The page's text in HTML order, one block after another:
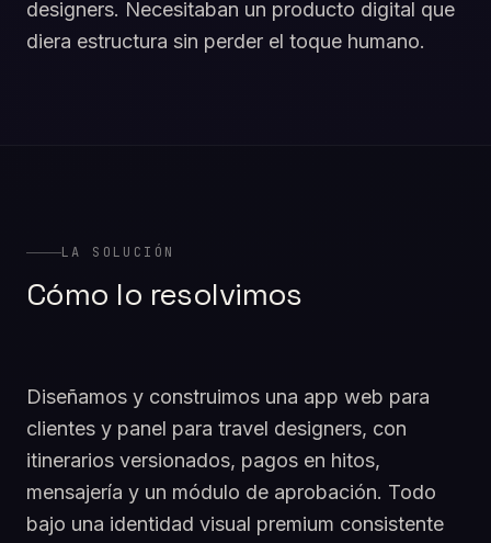
designers. Necesitaban un producto digital que
diera estructura sin perder el toque humano.
LA SOLUCIÓN
Cómo lo resolvimos
Diseñamos y construimos una app web para
clientes y panel para travel designers, con
itinerarios versionados, pagos en hitos,
mensajería y un módulo de aprobación. Todo
bajo una identidad visual premium consistente